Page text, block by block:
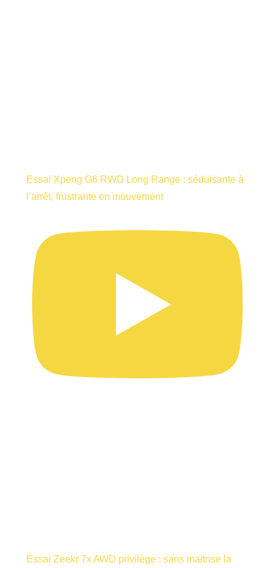
Essai Xpeng G6 RWD Long Range : séduisante à
l’arrêt, frustrante en mouvement
Essai Zeekr 7x AWD privilège : sans maitrise la